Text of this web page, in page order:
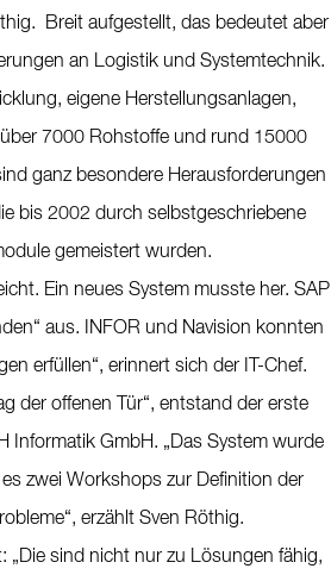
Breit aufgestellt, das bedeutet aber
an Logistik und Systemtechnik.
eigene Herstellungsanlagen,
7000 Rohstoffe und rund 15000
ganz besondere Herausforderungen
bis 2002 durch selbstgeschriebene
gemeistert wurden.
Ein neues System musste her. SAP
aus. INFOR und Navision konnten
erfüllen“, erinnert sich der IT-Chef.
der offenen Tür“, entstand der erste
Informatik GmbH. „Das System wurde
zwei Workshops zur Definition der
erzählt Sven Röthig.
„Die sind nicht nur zu Lösungen fähig,